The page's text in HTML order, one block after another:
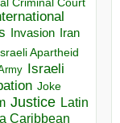
Criminal Court
Invasion Iran
Apartheid
Israeli
Joke
Justice Latin
Caribbean